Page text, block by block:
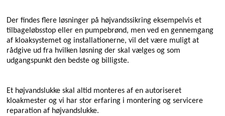
Der findes flere løsninger på højvandssikring eksempelvis et
tilbageløbsstop eller en pumpebrønd, men ved en gennemgang
af kloaksystemet og installationerne, vil det være muligt at
rådgive ud fra hvilken løsning der skal vælges og som
udgangspunkt den bedste og billigste.
Et højvandslukke skal altid monteres af en autoriseret
kloakmester og vi har stor erfaring i montering og servicere
reparation af højvandslukke.